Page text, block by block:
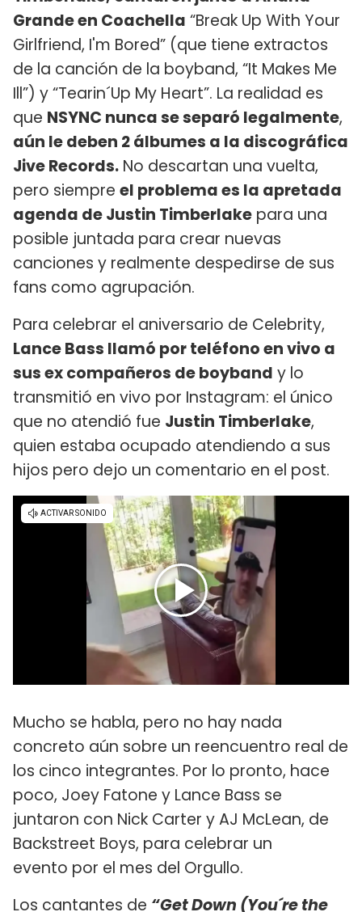
Grande en Coachella “Break Up With Your
Girlfriend, I'm Bored” (que tiene extractos
de la canción de la boyband, “It Makes Me
Ill”) y “Tearin´Up My Heart”. La realidad es
que NSYNC nunca se separó legalmente,
aún le deben 2 álbumes a la discográfica
Jive Records. No descartan una vuelta,
pero siempre el problema es la apretada
agenda de Justin Timberlake para una
posible juntada para crear nuevas
canciones y realmente despedirse de sus
fans como agrupación.
Para celebrar el aniversario de Celebrity,
Lance Bass llamó por teléfono en vivo a
sus ex compañeros de boyband y lo
transmitió en vivo por Instagram: el único
que no atendió fue Justin Timberlake,
quien estaba ocupado atendiendo a sus
hijos pero dejo un comentario en el post.
Mucho se habla, pero no hay nada
concreto aún sobre un reencuentro real de
los cinco integrantes. Por lo pronto, hace
poco, Joey Fatone y Lance Bass se
juntaron con Nick Carter y AJ McLean, de
Backstreet Boys, para celebrar un
evento por el mes del Orgullo.
Los cantantes de “Get Down (You´re the